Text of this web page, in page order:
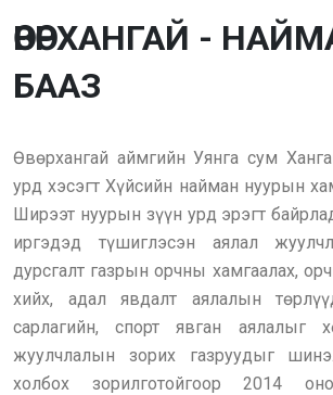
ӨВӨРХАНГАЙ -
БААЗ
Өвөрхангай аймгийн Уянга сум
урд хэсэгт Хүйсийн найман нуурын
Ширээт нуурын зүүн урд эрэгт
иргэдэд түшиглэсэн аялал
дурсгалт газрын орчны хамгаалах,
хийх, адал явдалт аялалын
сарлагийн, спорт явган аялалыг
жуулчлалын зорих газруудыг
холбох зорилготойгоор 2014